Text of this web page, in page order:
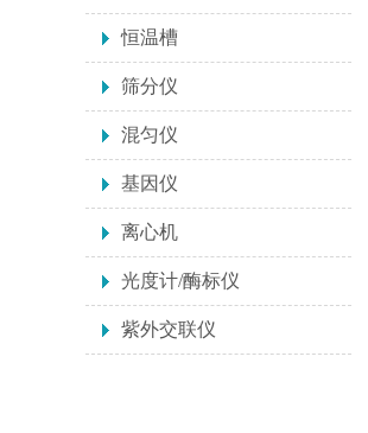
恒温槽
筛分仪
混匀仪
基因仪
离心机
光度计/酶标仪
紫外交联仪